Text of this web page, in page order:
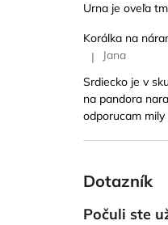
Urna je oveľa
Korálka na
Hodnotenie
|
Jana
Srdiecko je v
na pandora
odporucam
Dotazník
Počuli ste